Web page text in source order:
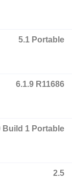
5.1 Portable
6.1.9 R11686
Build 1 Portable
2.5